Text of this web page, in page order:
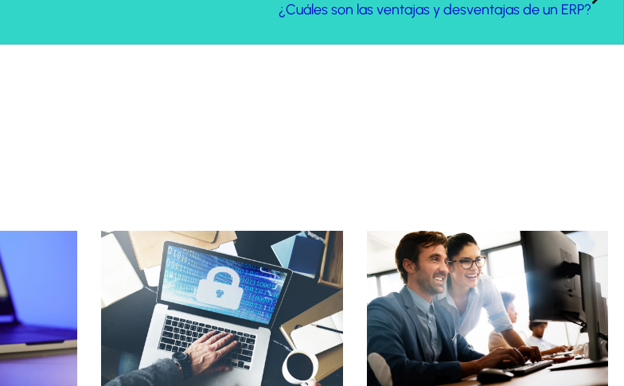
¿Cuáles son las ventajas y desventajas de un ERP?